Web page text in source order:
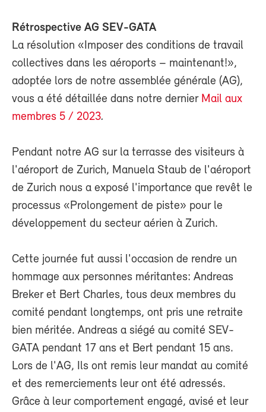
Rétrospective AG SEV-GATA
La résolution «Imposer des conditions de travail
collectives dans les aéroports – maintenant!»,
adoptée lors de notre assemblée générale (AG),
vous a été détaillée dans notre dernier Mail aux
membres 5 / 2023.
Pendant notre AG sur la terrasse des visiteurs à
l'aéroport de Zurich, Manuela Staub de l'aéroport
de Zurich nous a exposé l'importance que revêt le
processus «Prolongement de piste» pour le
développement du secteur aérien à Zurich.
Cette journée fut aussi l'occasion de rendre un
hommage aux personnes méritantes: Andreas
Breker et Bert Charles, tous deux membres du
comité pendant longtemps, ont pris une retraite
bien méritée. Andreas a siégé au comité SEV-
GATA pendant 17 ans et Bert pendant 15 ans.
Lors de l'AG, Ils ont remis leur mandat au comité
et des remerciements leur ont été adressés.
Grâce à leur comportement engagé, avisé et leur